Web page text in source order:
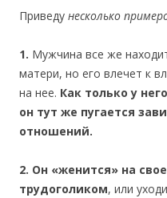
Приведу несколько
1. Мужчина все же
матери, но его влечет к
на нее. Как только у
он тут же пугается
отношений.
2. Он «женится» на
трудоголиком, или